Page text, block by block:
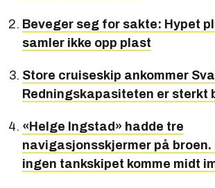
Beveger seg for sakte: Hypet
samler ikke opp plast
Store cruiseskip ankommer
Redningskapasiteten er sterkt
«Helge Ingstad» hadde tre
navigasjonsskjermer på broen.
ingen tankskipet komme midt